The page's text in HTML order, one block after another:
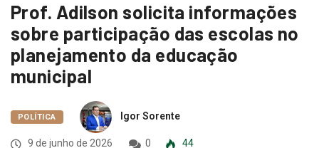
Prof. Adilson solicita informações
sobre participação das escolas no
planejamento da educação
municipal
POLÍTICA Igor Sorente
9 de junho de 2026 0
44